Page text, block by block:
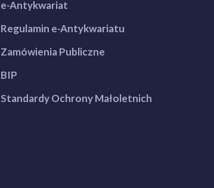
e-Antykwariat
Regulamin e-Antykwariatu
Zamówienia Publiczne
BIP
Standardy Ochrony Małoletnich